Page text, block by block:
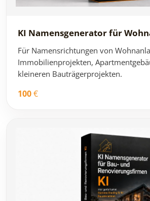
KI Namensgenerator für
Für Namensrichtungen von
Immobilienprojekten,
kleineren Bauträgerprojekten.
100€